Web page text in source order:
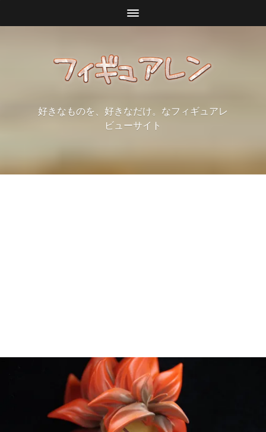
好きなものを、好きなだけ。なフィギュアレ
ビューサイト